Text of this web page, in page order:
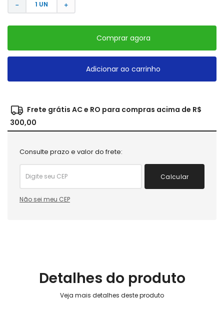
＋
－
Comprar agora
Adicionar ao carrinho
Frete grátis AC e RO para compras acima de R$
300,00
Consulte prazo e valor do frete:
Calcular
Não sei meu CEP
Detalhes do produto